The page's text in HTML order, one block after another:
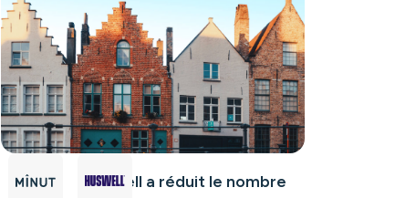
Comment Huswell a réduit le nombre